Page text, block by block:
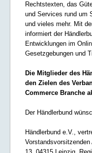
Rechtstexten, das
und Services rund um
und vieles mehr. Mit
informiert der
Entwicklungen im
Gesetzgebungen und
Die Mitglieder des
den Zielen des
Commerce Branche
Der Händlerbund
Händlerbund e.V.,